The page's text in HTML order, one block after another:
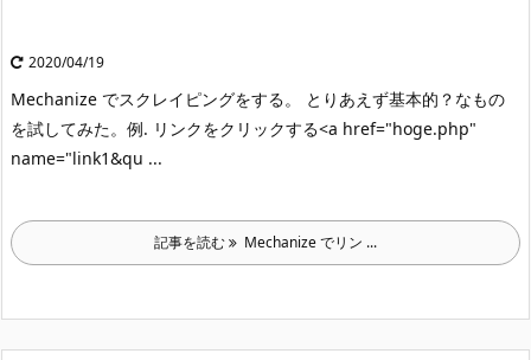
2020/04/19
Mechanize でスクレイピングをする。 とりあえず基本的？なもの
を試してみた。 例. リンクをクリックする<a href="hoge.php"
name="link1&qu ...
記事を読む Mechanize でリン ...